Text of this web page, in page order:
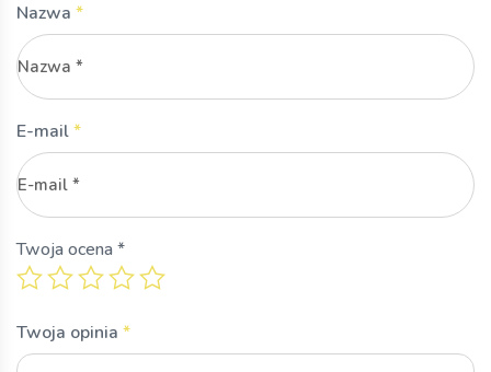
Nazwa *
E-mail*
Twoja ocena *
Twoja opinia *